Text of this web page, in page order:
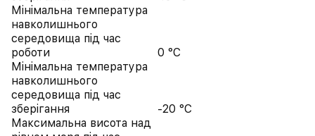
Мінімальна температура
навколишнього
середовища під час
роботи
0 °C
Мінімальна температура
навколишнього
середовища під час
зберігання
-20 °C
Максимальна висота над